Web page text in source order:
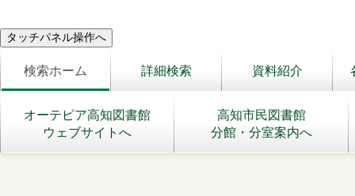
検索ホーム 詳細検索 資料紹介
オーテピア高知図書館
ウェブサイトへ
高知市民図書館
分館・分室案内へ